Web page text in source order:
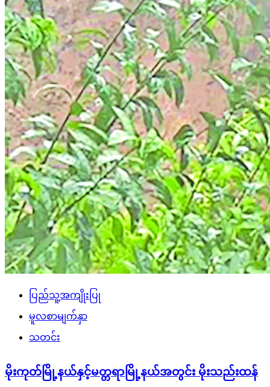
ပြည်သူ့အကျိုးပြု
မူလစာမျက်နှာ
သတင်း
မိုးကုတ်မြို့နယ်နှင့်မတ္တရာမြို့နယ်အတွင်း မိုးသည်းထန်